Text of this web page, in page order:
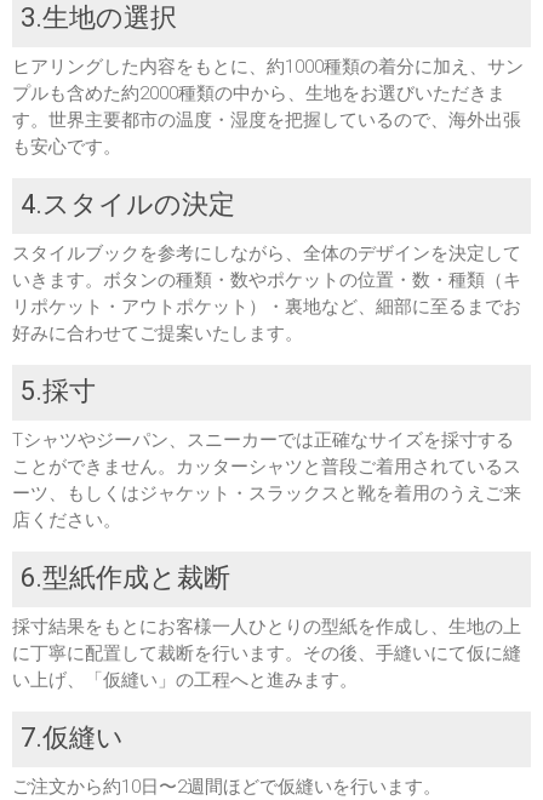
3.生地の選択
ヒアリングした内容をもとに、約1000種類の着分に加え、サン
プルも含めた約2000種類の中から、生地をお選びいただきま
す。世界主要都市の温度・湿度を把握しているので、海外出張
も安心です。
4.スタイルの決定
スタイルブックを参考にしながら、全体のデザインを決定して
いきます。ボタンの種類・数やポケットの位置・数・種類（キ
リポケット・アウトポケット）・裏地など、細部に至るまでお
好みに合わせてご提案いたします。
5.採寸
Tシャツやジーパン、スニーカーでは正確なサイズを採寸する
ことができません。カッターシャツと普段ご着用されているス
ーツ、もしくはジャケット・スラックスと靴を着用のうえご来
店ください。
6.型紙作成と裁断
採寸結果をもとにお客様一人ひとりの型紙を作成し、生地の上
に丁寧に配置して裁断を行います。その後、手縫いにて仮に縫
い上げ、「仮縫い」の工程へと進みます。
7.仮縫い
ご注文から約10日〜2週間ほどで仮縫いを行います。